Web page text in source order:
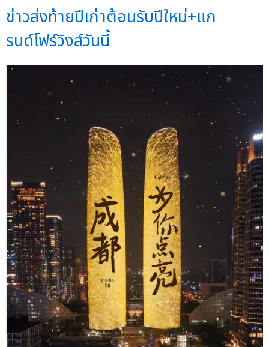
ข่าวส่งท้ายปีเก่าต้อนรับปีใหม่+แก
รนด์โฟร์วิงส์วันนี้